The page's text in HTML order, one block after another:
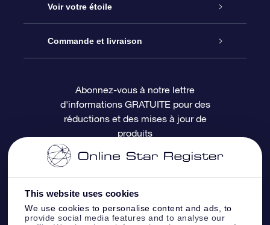
This website uses cookies
We use cookies to personalise content and ads, to
provide social media features and to analyse our
À propos de l’OSR
Nous contacter
Questions fréquemment posées
Revues
Cadeau d’étoile en ligne
Coffret cadeau OSR
Carte cadeau OSR
Voir votre étoile
Registre des étoiles
Page d’accueil personnalisée
Appli Voler vers les étoiles
Commande et livraison
Informations de paiement
Informations d’expédition
Politique de retour
Constellations
Abonnez-vous à notre lettre
d'informations GRATUITE pour des
réductions et des mises à jour de
produits